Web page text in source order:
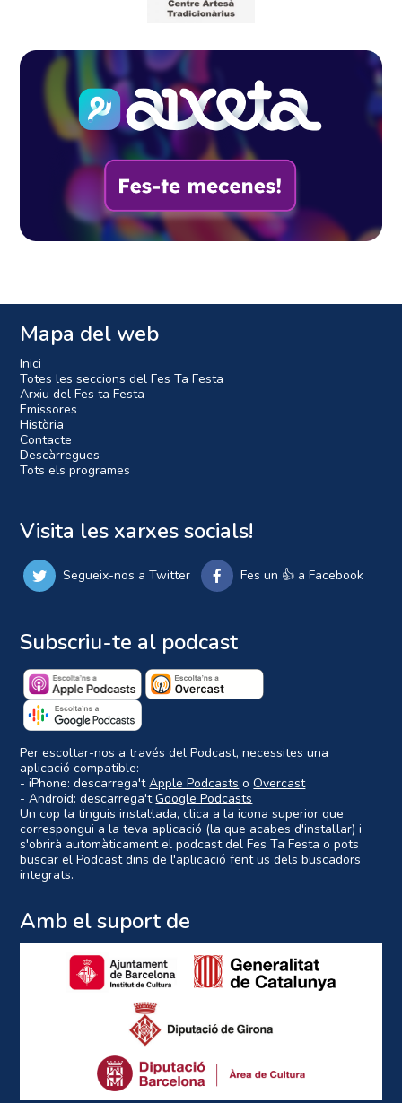
Mapa del web
Inici
Totes les seccions del Fes Ta Festa
Arxiu del Fes ta Festa
Emissores
Història
Contacte
Descàrregues
Tots els programes
Visita les xarxes socials!
Segueix-nos a Twitter Fes un 👍 a Facebook
Subscriu-te al podcast
Per escoltar-nos a través del Podcast, necessites una
aplicació compatible:
- iPhone: descarrega'tApple Podcasts oOvercast
- Android: descarrega'tGoogle Podcasts
Un cop la tinguis instal·lada, clica a la icona superior que
correspongui a la teva aplicació (la que acabes d'instal·lar) i
s'obrirà automàticament el podcast del Fes Ta Festa o pots
buscar el Podcast dins de l'aplicació fent us dels buscadors
integrats.
Amb el suport de